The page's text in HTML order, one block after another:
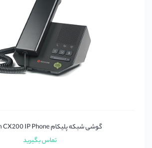
گوشی شبکه پلیکام Polycom CX200 IP Phone
تماس بگیرید